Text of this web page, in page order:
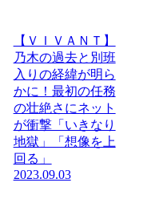
【ＶＩＶＡＮＴ】
乃木の過去と別班
入りの経緯が明ら
かに！最初の任務
の壮絶さにネット
が衝撃「いきなり
地獄」「想像を上
回る」
2023.09.03